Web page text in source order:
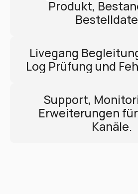
Produkt,
Livegang
Log Prüfung und
Support,
Erweiterungen
Kanäle.